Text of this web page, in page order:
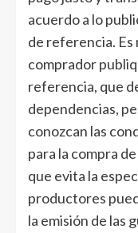
acuerdo a lo
de referencia.
comprador
referencia, que
dependencias,
conozcan las
para la compra
que evita la
productores
la emisión de las